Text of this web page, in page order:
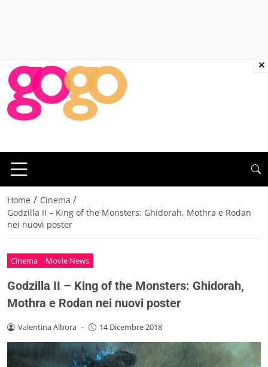
Home / Cinema /
Godzilla II – King of the Monsters: Ghidorah, Mothra e Rodan
nei nuovi poster
Cinema Movie News
Godzilla II – King of the Monsters: Ghidorah,
Mothra e Rodan nei nuovi poster
Valentina Albora - 14 Dicembre 2018
×